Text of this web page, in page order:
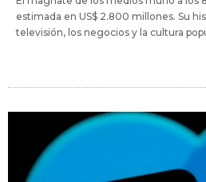
estimada en US$ 2.800 millones. Su
televisión, los negocios y la cultura